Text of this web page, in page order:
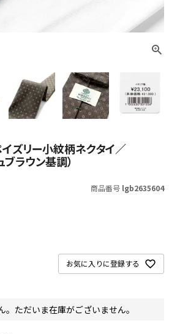
ズリー小紋柄ネクタイ／
ラウン基調）
商品番号 lgb2635604
お気に入りに登録する
。ただいま在庫がございません。